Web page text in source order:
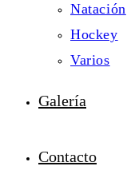
Natación
Hockey
Varios
Galería
Contacto